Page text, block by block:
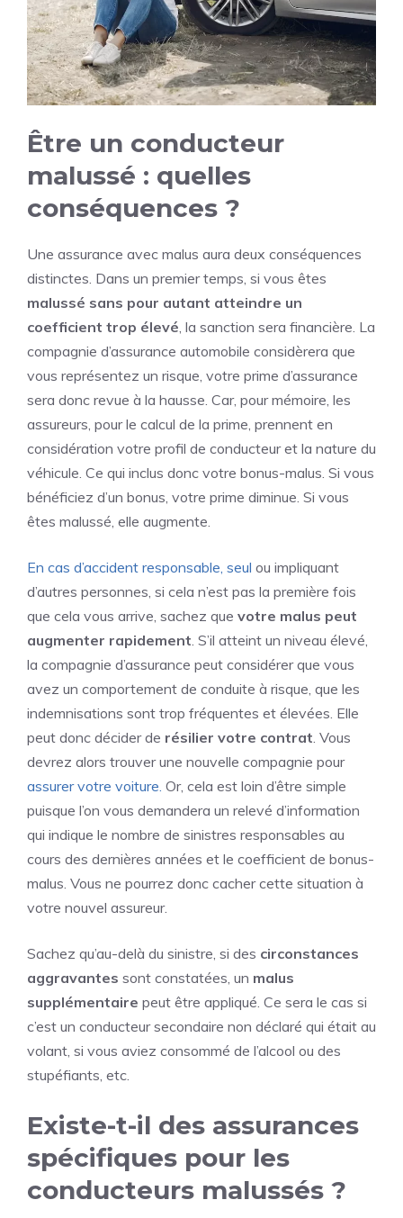
Être un conducteur
malussé : quelles
conséquences ?
Une assurance avec malus aura deux conséquences
distinctes. Dans un premier temps, si vous êtes
malussé sans pour autant atteindre un
coefficient trop élevé , la sanction sera financière. La
compagnie d’assurance automobile considèrera que
vous représentez un risque, votre prime d’assurance
sera donc revue à la hausse. Car, pour mémoire, les
assureurs, pour le calcul de la prime, prennent en
considération votre profil de conducteur et la nature du
véhicule. Ce qui inclus donc votre bonus-malus. Si vous
bénéficiez d’un bonus, votre prime diminue. Si vous
êtes malussé, elle augmente.
En cas d’accident responsable, seul ou impliquant
d’autres personnes, si cela n’est pas la première fois
que cela vous arrive, sachez que votre malus peut
augmenter rapidement . S’il atteint un niveau élevé,
la compagnie d’assurance peut considérer que vous
avez un comportement de conduite à risque, que les
indemnisations sont trop fréquentes et élevées. Elle
peut donc décider de résilier votre contrat . Vous
devrez alors trouver une nouvelle compagnie pour
assurer votre voiture. Or, cela est loin d’être simple
puisque l’on vous demandera un relevé d’information
qui indique le nombre de sinistres responsables au
cours des dernières années et le coefficient de bonus-
malus. Vous ne pourrez donc cacher cette situation à
votre nouvel assureur.
Sachez qu’au-delà du sinistre, si des circonstances
aggravantes sont constatées, un malus
supplémentaire peut être appliqué. Ce sera le cas si
c’est un conducteur secondaire non déclaré qui était au
volant, si vous aviez consommé de l’alcool ou des
stupéfiants, etc.
Existe-t-il des assurances
spécifiques pour les
conducteurs malussés ?